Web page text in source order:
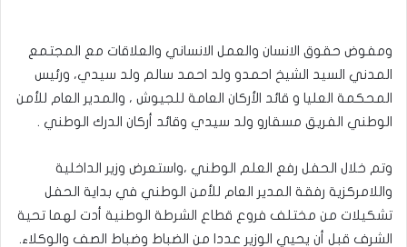
ومفوض حقوق الانسان والعمل الانساني والعلاقات مع المجتمع
المدني السيد الشيخ احمدو ولد احمد سالم ولد سيدي، ورئيس
المحكمة العليا و قائد الأركان العامة للجيوش ، والمدير العام للأمن
الوطني الفريق مسقارو ولد سيدي وقائد أركان الدرك الوطني .
وتم خلال الحفل رفع العلم الوطني ،واستعرض وزير الداخلية
واللامركزية رفقة المدير العام للأمن الوطني في بداية الحفل
تشكيلات من مختلف فروع قطاع الشرطة الوطنية أدت لهما تحية
الشرف قبل أن يحيي الوزير عددا من الضباط وضباط الصف والوكلاء.